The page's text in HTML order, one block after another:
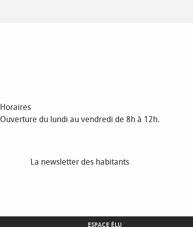
Horaires
Ouverture du lundi au vendredi de 8h à 12h.
La newsletter des habitants
ESPACE ÉLU